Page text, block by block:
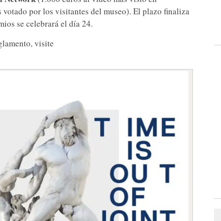
por los visitantes del museo). El plazo finaliza
se celebrará el día 24.
visite